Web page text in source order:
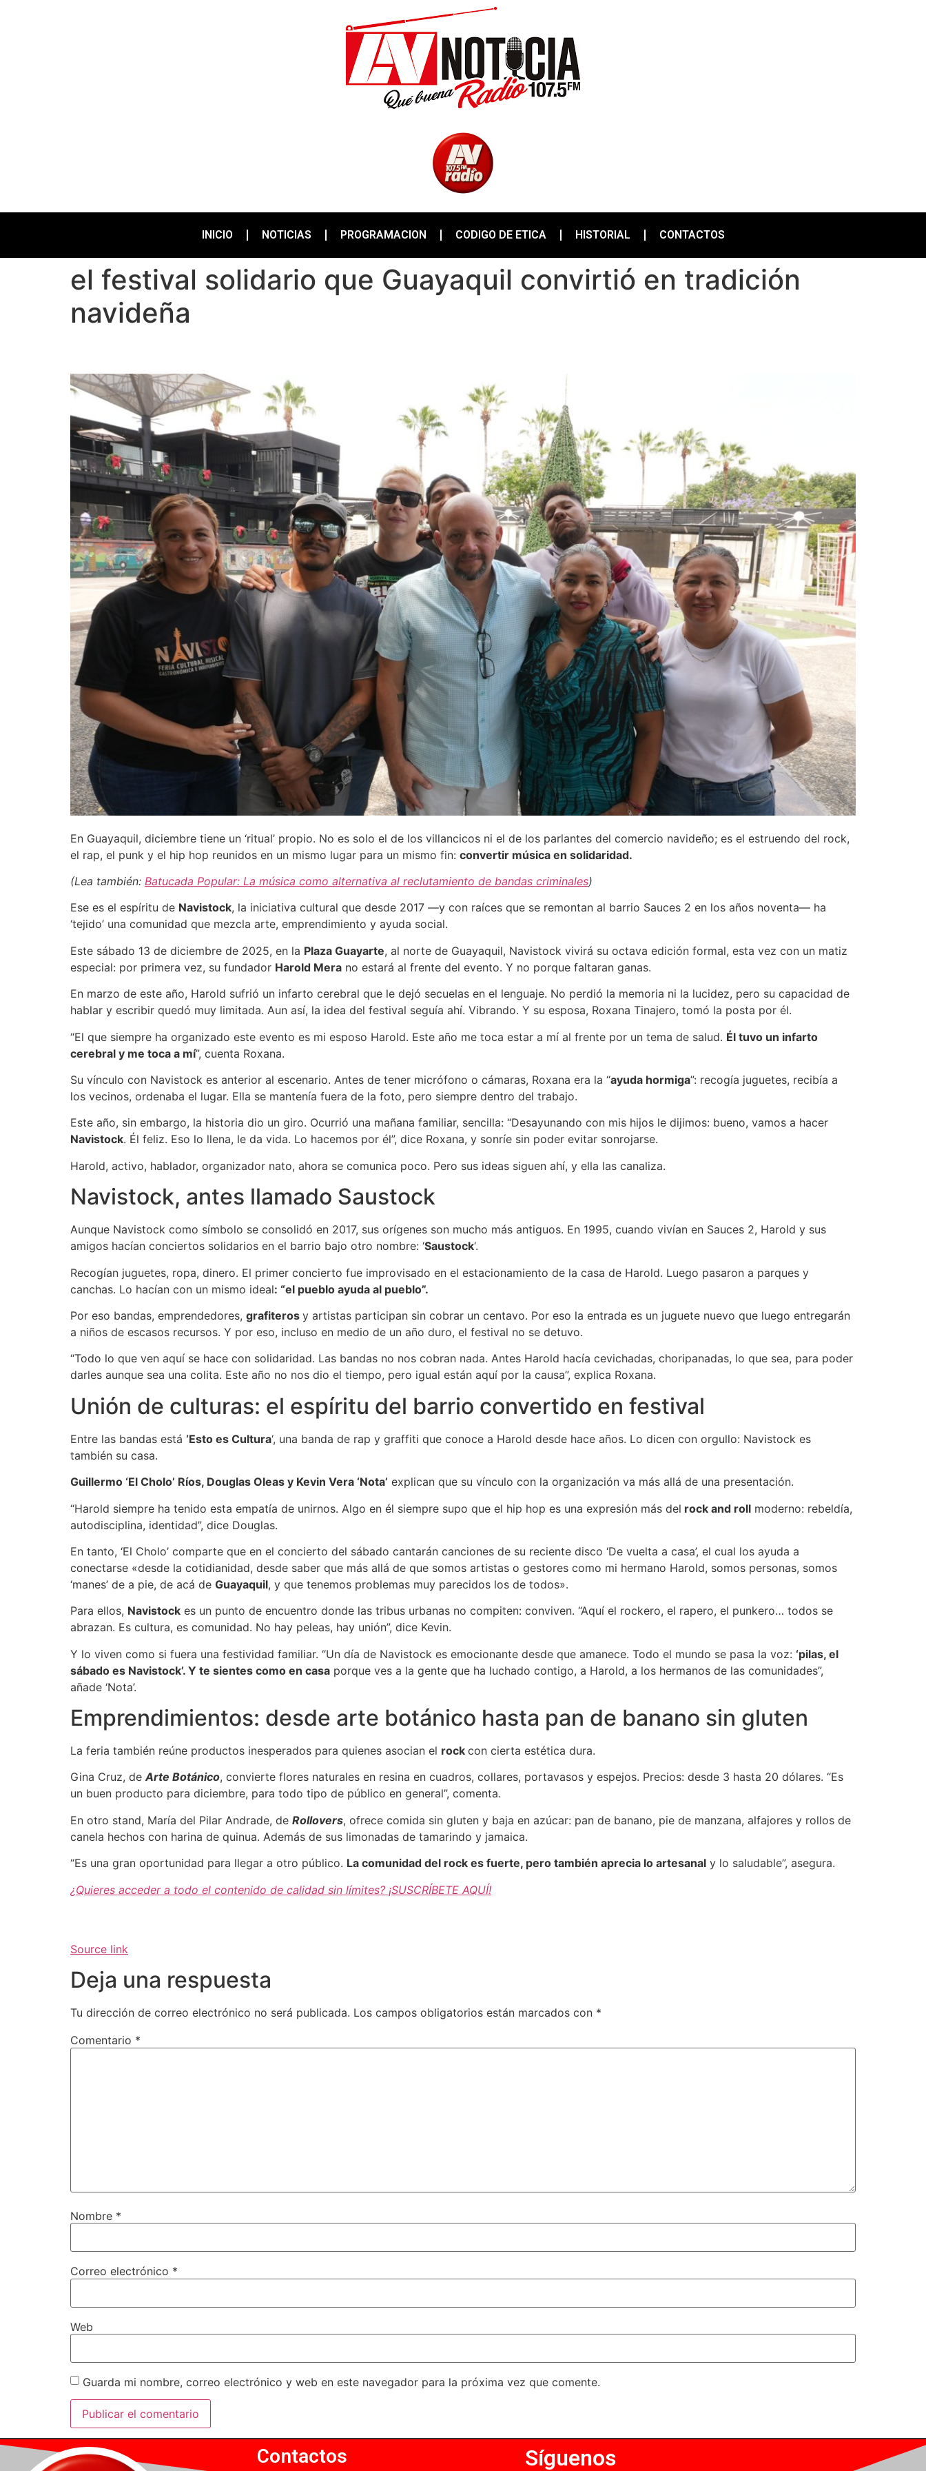
INICIO NOTICIAS PROGRAMACION CODIGO DE ETICA HISTORIAL CONTACTOS
el festival solidario que Guayaquil convirtió en tradición
navideña
En Guayaquil, diciembre tiene un ‘ritual’ propio. No es solo el de los villancicos ni el de los parlantes del comercio navideño; es el estruendo del rock,
el rap, el punk y el hip hop reunidos en un mismo lugar para un mismo fin: convertir música en solidaridad.
(Lea también: Batucada Popular: La música como alternativa al reclutamiento de bandas criminales)
Ese es el espíritu de Navistock, la iniciativa cultural que desde 2017 —y con raíces que se remontan al barrio Sauces 2 en los años noventa— ha
‘tejido’ una comunidad que mezcla arte, emprendimiento y ayuda social.
Este sábado 13 de diciembre de 2025, en la Plaza Guayarte, al norte de Guayaquil, Navistock vivirá su octava edición formal, esta vez con un matiz
especial: por primera vez, su fundador Harold Mera no estará al frente del evento. Y no porque faltaran ganas.
En marzo de este año, Harold sufrió un infarto cerebral que le dejó secuelas en el lenguaje. No perdió la memoria ni la lucidez, pero su capacidad de
hablar y escribir quedó muy limitada. Aun así, la idea del festival seguía ahí. Vibrando. Y su esposa, Roxana Tinajero, tomó la posta por él.
“El que siempre ha organizado este evento es mi esposo Harold. Este año me toca estar a mí al frente por un tema de salud. Él tuvo un infarto
cerebral y me toca a mí”, cuenta Roxana.
Su vínculo con Navistock es anterior al escenario. Antes de tener micrófono o cámaras, Roxana era la “ayuda hormiga”: recogía juguetes, recibía a
los vecinos, ordenaba el lugar. Ella se mantenía fuera de la foto, pero siempre dentro del trabajo.
Este año, sin embargo, la historia dio un giro. Ocurrió una mañana familiar, sencilla: “Desayunando con mis hijos le dijimos: bueno, vamos a hacer
Navistock. Él feliz. Eso lo llena, le da vida. Lo hacemos por él”, dice Roxana, y sonríe sin poder evitar sonrojarse.
Harold, activo, hablador, organizador nato, ahora se comunica poco. Pero sus ideas siguen ahí, y ella las canaliza.
Navistock, antes llamado Saustock
Aunque Navistock como símbolo se consolidó en 2017, sus orígenes son mucho más antiguos. En 1995, cuando vivían en Sauces 2, Harold y sus
amigos hacían conciertos solidarios en el barrio bajo otro nombre: ‘Saustock‘.
Recogían juguetes, ropa, dinero. El primer concierto fue improvisado en el estacionamiento de la casa de Harold. Luego pasaron a parques y
canchas. Lo hacían con un mismo ideal: “el pueblo ayuda al pueblo”.
Por eso bandas, emprendedores, grafiteros y artistas participan sin cobrar un centavo. Por eso la entrada es un juguete nuevo que luego entregarán
a niños de escasos recursos. Y por eso, incluso en medio de un año duro, el festival no se detuvo.
“Todo lo que ven aquí se hace con solidaridad. Las bandas no nos cobran nada. Antes Harold hacía cevichadas, choripanadas, lo que sea, para poder
darles aunque sea una colita. Este año no nos dio el tiempo, pero igual están aquí por la causa”, explica Roxana.
Unión de culturas: el espíritu del barrio convertido en festival
Entre las bandas está ‘Esto es Cultura‘, una banda de rap y graffiti que conoce a Harold desde hace años. Lo dicen con orgullo: Navistock es
también su casa.
Guillermo ‘El Cholo’ Ríos, Douglas Oleas y Kevin Vera ‘Nota’ explican que su vínculo con la organización va más allá de una presentación.
“Harold siempre ha tenido esta empatía de unirnos. Algo en él siempre supo que el hip hop es una expresión más del rock and roll moderno: rebeldía,
autodisciplina, identidad”, dice Douglas.
En tanto, ‘El Cholo’ comparte que en el concierto del sábado cantarán canciones de su reciente disco ‘De vuelta a casa’, el cual los ayuda a
conectarse «desde la cotidianidad, desde saber que más allá de que somos artistas o gestores como mi hermano Harold, somos personas, somos
‘manes’ de a pie, de acá de Guayaquil, y que tenemos problemas muy parecidos los de todos».
Para ellos, Navistock es un punto de encuentro donde las tribus urbanas no compiten: conviven. “Aquí el rockero, el rapero, el punkero… todos se
abrazan. Es cultura, es comunidad. No hay peleas, hay unión”, dice Kevin.
Y lo viven como si fuera una festividad familiar. “Un día de Navistock es emocionante desde que amanece. Todo el mundo se pasa la voz: ‘pilas, el
sábado es Navistock’. Y te sientes como en casa porque ves a la gente que ha luchado contigo, a Harold, a los hermanos de las comunidades”,
añade ‘Nota’.
Emprendimientos: desde arte botánico hasta pan de banano sin gluten
La feria también reúne productos inesperados para quienes asocian el rock con cierta estética dura.
Gina Cruz, deArte Botánico, convierte flores naturales en resina en cuadros, collares, portavasos y espejos. Precios: desde 3 hasta 20 dólares. “Es
un buen producto para diciembre, para todo tipo de público en general”, comenta.
En otro stand, María del Pilar Andrade, de Rollovers, ofrece comida sin gluten y baja en azúcar: pan de banano, pie de manzana, alfajores y rollos de
canela hechos con harina de quinua. Además de sus limonadas de tamarindo y jamaica.
“Es una gran oportunidad para llegar a otro público. La comunidad del rock es fuerte, pero también aprecia lo artesanal y lo saludable”, asegura.
¿Quieres acceder a todo el contenido de calidad sin límites? ¡SUSCRÍBETE AQUÍ!
Source link
Deja una respuesta
Tu dirección de correo electrónico no será publicada. Los campos obligatorios están marcados con *
Comentario *
Nombre *
Correo electrónico *
Web
Guarda mi nombre, correo electrónico y web en este navegador para la próxima vez que comente.
Contactos Síguenos